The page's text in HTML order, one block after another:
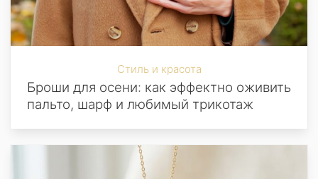
Стиль и красота
Броши для осени: как эффектно оживить
пальто, шарф и любимый трикотаж